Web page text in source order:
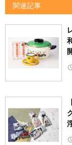
関連記事